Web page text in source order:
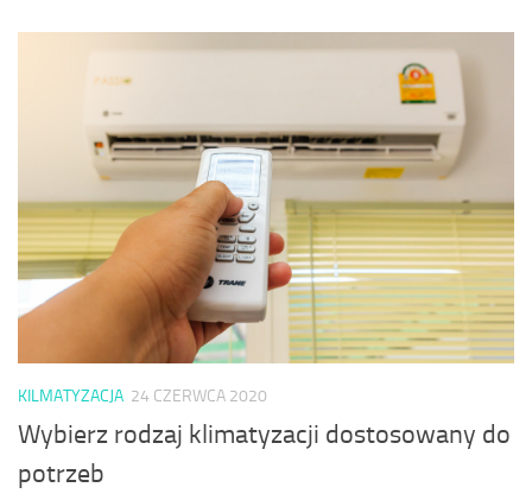
KILMATYZACJA 24 CZERWCA 2020
Wybierz rodzaj klimatyzacji dostosowany do
potrzeb